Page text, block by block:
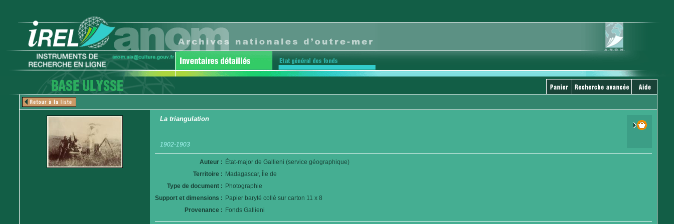
La triangulation
1902-1903
Auteur : État-major de Gallieni (service géographique)
Territoire : Madagascar, Île de
Type de document : Photographie
Support et dimensions : Papier baryté collé sur carton 11 x 8
Provenance : Fonds Gallieni